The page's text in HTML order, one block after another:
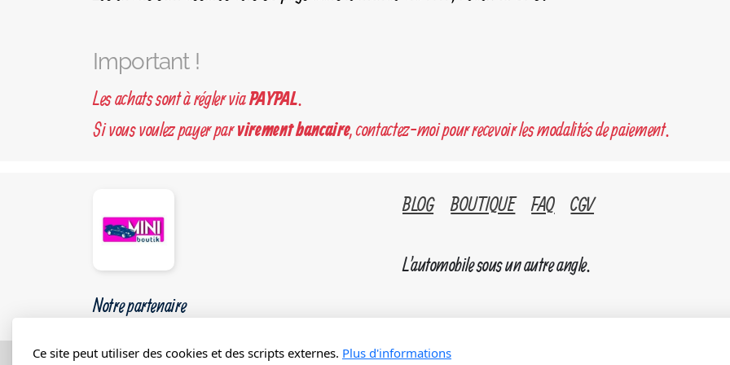
Important !
Les achats sont à régler viaPAYPAL.
Si vous voulez payer parvirement bancaire, contactez-moi pour recevoir les modalités de paiement.
Notre partenaire
BLOG BOUTIQUE FAQ CGV
L'automobile sous un autre angle.
Ce site peut utiliser des cookies et des scripts externes. Plus d'informations